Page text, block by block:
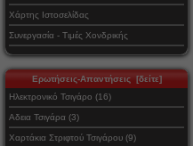
Χάρτης Ιστοσελίδας
Συνεργασία - Τιμές Χονδρικής
Ερωτήσεις-Απαντήσεις [δείτε]
Ηλεκτρονικό Τσιγάρο (16)
Αδεια Τσιγάρα (3)
Χαρτάκια Στριφτού Τσιγάρου (9)